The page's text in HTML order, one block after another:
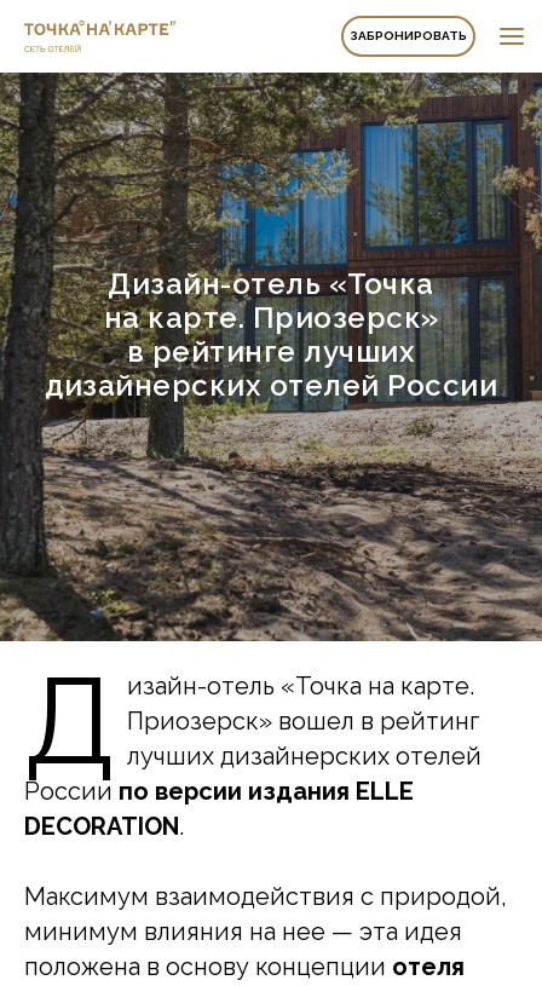
ЗАБРОНИРОВАТЬ
Дизайн-отель «Точка
на карте. Приозерск»
в рейтинге лучших
дизайнерских отелей России
Д
изайн-отель «Точка на карте.
Приозерск» вошел в рейтинг
лучших дизайнерских отелей
России по версии издания ELLE
DECORATION.
Максимум взаимодействия с природой,
минимум влияния на нее — эта идея
положена в основу концепции отеля